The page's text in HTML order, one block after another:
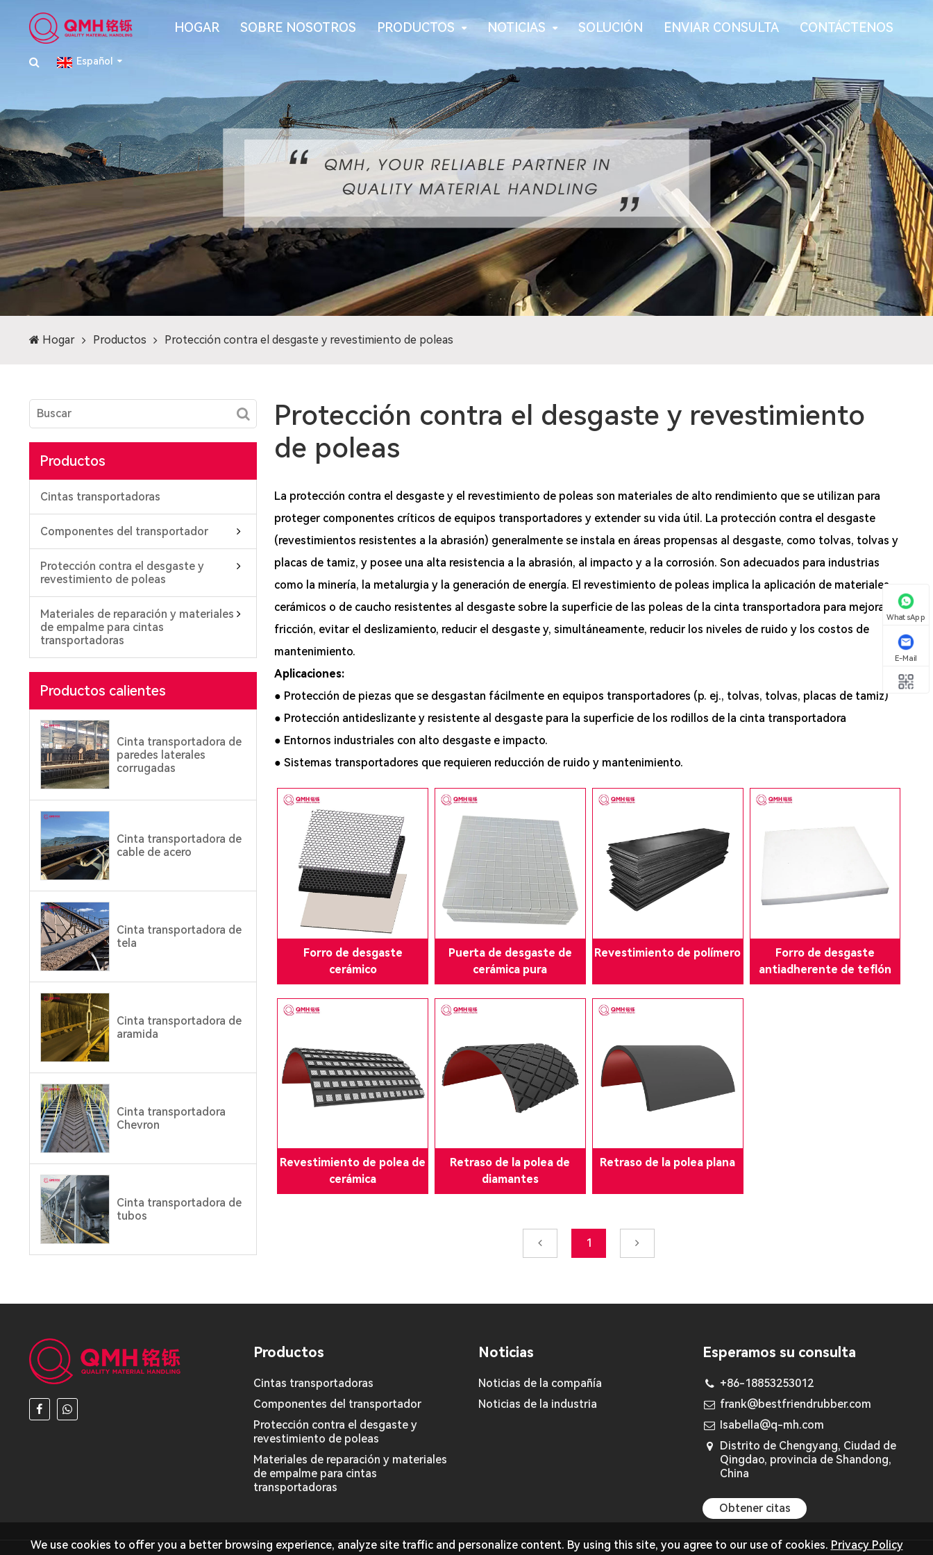
HOGAR SOBRE NOSOTROS PRODUCTOS NOTICIAS SOLUCIÓN ENVIAR CONSULTA CONTÁCTENOS
Español
Hogar Productos Protección contra el desgaste y revestimiento de poleas
Productos
Cintas transportadoras
Componentes del transportador
Protección contra el desgaste y
revestimiento de poleas
Materiales de reparación y materiales
de empalme para cintas
transportadoras
Productos calientes
Cinta transportadora de
paredes laterales
corrugadas
Cinta transportadora de
cable de acero
Cinta transportadora de
tela
Cinta transportadora de
aramida
Cinta transportadora
Chevron
Cinta transportadora de
tubos
Protección contra el desgaste y revestimiento
de poleas
La protección contra el desgaste y el revestimiento de poleas son materiales de alto rendimiento que se utilizan para
proteger componentes críticos de equipos transportadores y extender su vida útil. La protección contra el desgaste
(revestimientos resistentes a la abrasión) generalmente se instala en áreas propensas al desgaste, como tolvas, tolvas y
placas de tamiz, y posee una alta resistencia a la abrasión, al impacto y a la corrosión. Son adecuados para industrias
como la minería, la metalurgia y la generación de energía. El revestimiento de poleas implica la aplicación de materiales
cerámicos o de caucho resistentes al desgaste sobre la superficie de las poleas de la cinta transportadora para mejorar la
fricción, evitar el deslizamiento, reducir el desgaste y, simultáneamente, reducir los niveles de ruido y los costos de
mantenimiento.
Aplicaciones:
● Protección de piezas que se desgastan fácilmente en equipos transportadores (p. ej., tolvas, tolvas, placas de tamiz)
● Protección antideslizante y resistente al desgaste para la superficie de los rodillos de la cinta transportadora
● Entornos industriales con alto desgaste e impacto.
● Sistemas transportadores que requieren reducción de ruido y mantenimiento.
Forro de desgaste
cerámico
Puerta de desgaste de
cerámica pura
Revestimiento de polímero
Forro de desgaste
antiadherente de teflón
Revestimiento de polea de
cerámica
Retraso de la polea de
diamantes
Retraso de la polea plana
1
Productos
Cintas transportadoras
Componentes del transportador
Protección contra el desgaste y
revestimiento de poleas
Materiales de reparación y materiales
de empalme para cintas
transportadoras
Noticias
Noticias de la compañía
Noticias de la industria
Esperamos su consulta
+86-18853253012
frank@bestfriendrubber.com
Isabella@q-mh.com
Distrito de Chengyang, Ciudad de
Qingdao, provincia de Shandong,
China
Obtener citas
WhatsApp
E-Mail
We use cookies to offer you a better browsing experience, analyze site traffic and personalize content. By using this site, you agree to our use of cookies. Privacy Policy